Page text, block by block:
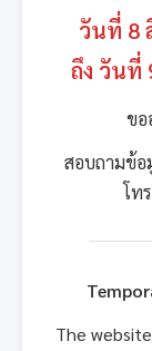
วันที่ 8
ถึง วันที่
ขอ
สอบถามข้อ
โท
The